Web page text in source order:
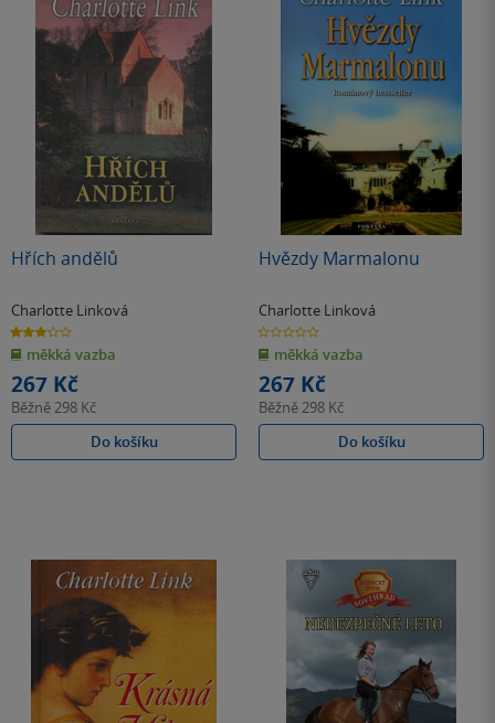
Hřích andělů
Charlotte Linková
3.0
z
5
hvězdiček
měkká vazba
267 Kč
Běžně298 Kč
Do košíku
Hvězdy Marmalonu
Charlotte Linková
0.0
z
5
hvězdiček
měkká vazba
267 Kč
Běžně298 Kč
Do košíku